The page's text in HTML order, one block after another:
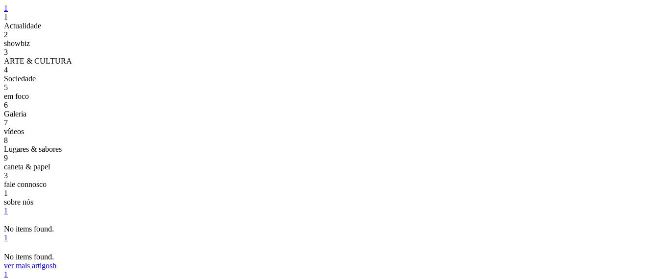
1
1
Actualidade
2
showbiz
3
ARTE & CULTURA
4
Sociedade
5
em foco
6
Galeria
7
vídeos
8
Lugares & sabores
9
caneta & papel
3
fale connosco
1
sobre nós
1
No items found.
1
No items found.
ver mais artigosb
1